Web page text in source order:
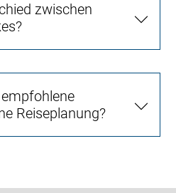
zwischen
Reiseplanung?